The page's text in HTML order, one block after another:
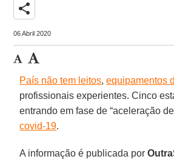
share
06 Abril 2020
País não tem leitos,equipamentos
profissionais experientes. Cinco
entrando em fase de “aceleração
covid-19.
A informação é publicada por